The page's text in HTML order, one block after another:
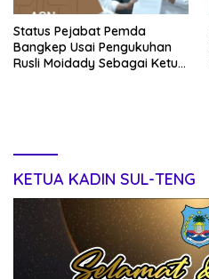
Status Pejabat Pemda
Bangkep Usai Pengukuhan
Rusli Moidady Sebagai Ketua
KETUA KADIN SUL-TENG